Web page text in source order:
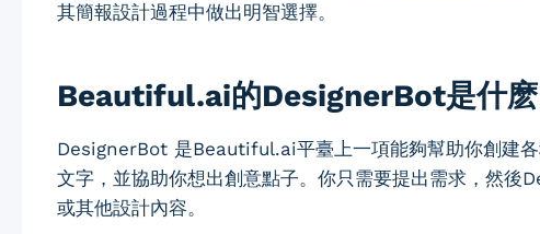
其簡報設計過程中做出明智選擇。
Beautiful.ai的DesignerBot是什麽
DesignerBot 是Beautiful.ai平臺上一項能夠幫助你創建各
文字，並協助你想出創意點子。你只需要提出需求，然後
或其他設計內容。